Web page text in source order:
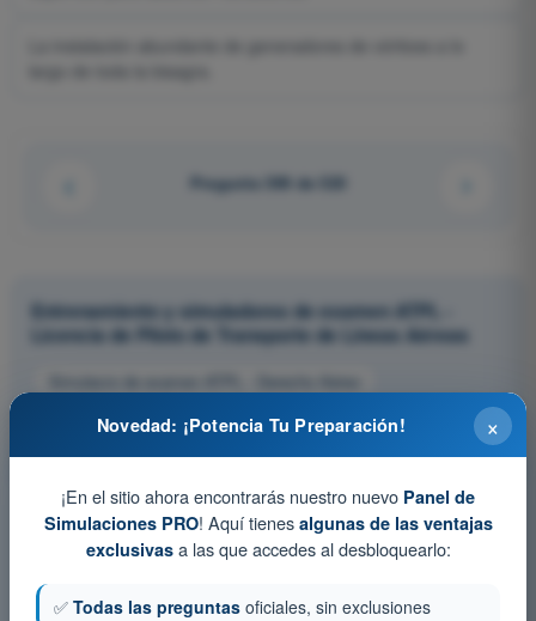
Pregunta 399 de 520
Entrenamiento y simuladores de examen ATPL -
Licencia de Piloto de Transporte de Líneas Aéreas
Simulacro de examen ATPL - Derecho Aéreo
Test de Entrenamiento ATPL - Derecho Aéreo
×
Novedad: ¡Potencia Tu Preparación!
¡En el sitio ahora encontrarás nuestro nuevo Panel de
Simulaciones PRO! Aquí tienes algunas de las ventajas
exclusivasa las que accedes al desbloquearlo:
✅ Todas las preguntas oficiales, sin exclusiones